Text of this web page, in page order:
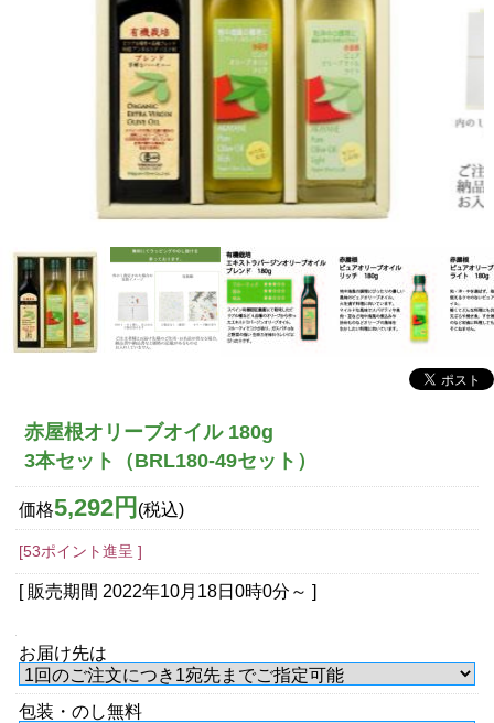
赤屋根オリーブオイル 180g
3本セット（BRL180-49セット）
価格5,292円 (税込)
[53ポイント進呈 ]
[ 販売期間 2022年10月18日0時0分 ～ ]
お届け先は
包装・のし無料